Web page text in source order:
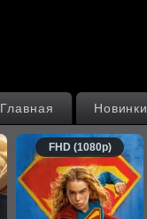
Новинки
Главная
FHD (1080p)